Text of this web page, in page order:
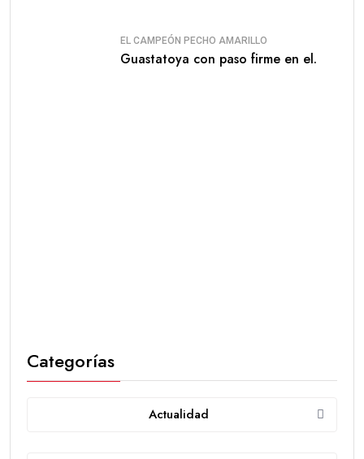
EL CAMPEÓN PECHO AMARILLO
Guastatoya con paso firme en el.
Categorías
Actualidad